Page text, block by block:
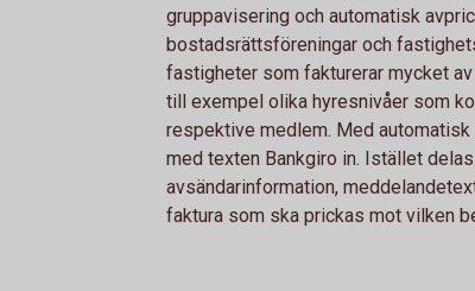
gruppavisering och automatisk
bostadsrättsföreningar och
fastigheter som fakturerar mycket
till exempel olika hyresnivåer som
respektive medlem. Med
med texten Bankgiro in. Istället
avsändarinformation,
faktura som ska prickas mot vilken